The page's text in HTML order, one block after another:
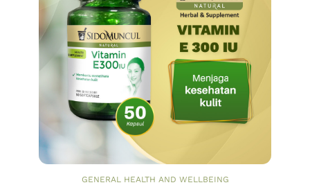
GENERAL HEALTH AND WELLBEING